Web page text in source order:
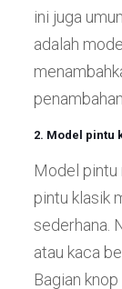
ini juga
adalah
2. Model pintu
Model pintu
pintu klasik
sederhana.
atau kaca
Bagian